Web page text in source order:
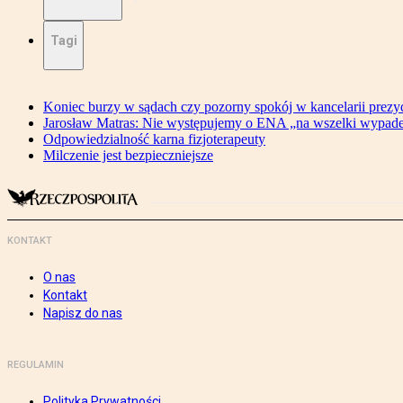
Tagi
Koniec burzy w sądach czy pozorny spokój w kancelarii
Jarosław Matras: Nie występujemy o ENA „na wszelki
Odpowiedzialność karna fizjoterapeuty
Milczenie jest bezpieczniejsze
KONTAKT
O nas
Kontakt
Napisz do nas
REGULAMIN